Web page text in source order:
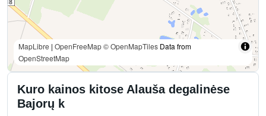
MapLibre | OpenFreeMap© OpenMapTiles Data from
OpenStreetMap
Kuro kainos kitose Alauša degalinėse
Bajorų k